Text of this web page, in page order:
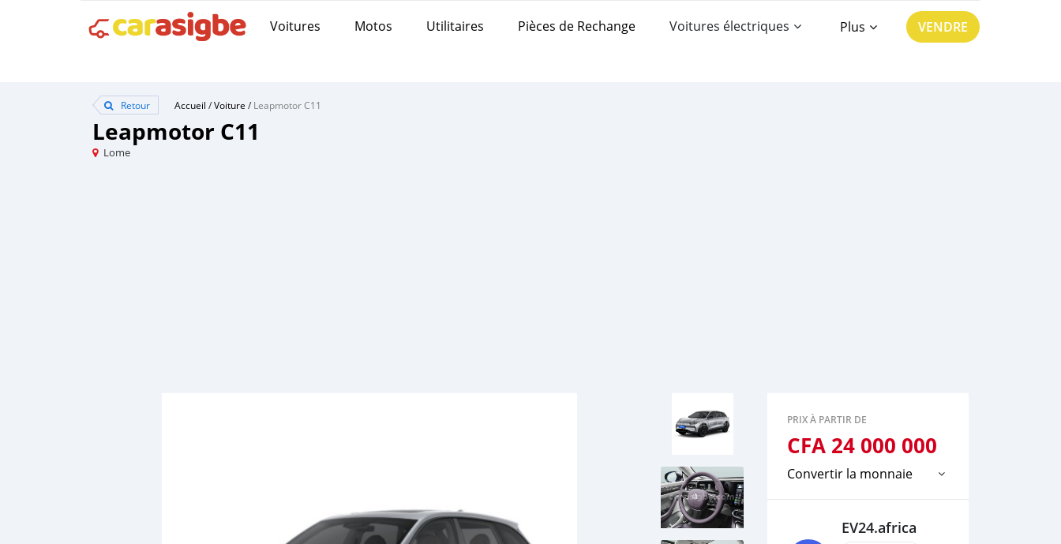
Voitures Motos Utilitaires Pièces de Rechange Voitures électriques Plus VENDRE
Retour Accueil /Voiture /Leapmotor C11
Leapmotor C11
Lome
PRIX À PARTIR DE
CFA 24 000 000
Convertir la monnaie
EV24.africa